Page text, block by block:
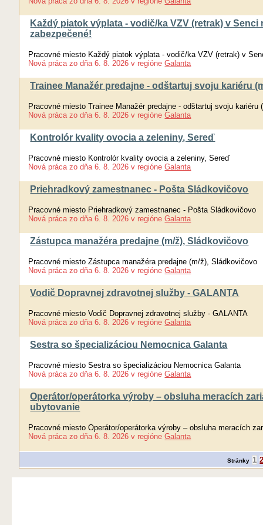
Každý piatok výplata - vodič/ka VZV (retrak) v
zabezpečené!
Pracovné miesto Každý piatok výplata - vodič/ka VZV (retrak) v
Nová práca zo dňa 6. 8. 2026 v regióne Galanta
Trainee Manažér predajne - odštartuj svoju kariéru
Pracovné miesto Trainee Manažér predajne - odštartuj svoju kariéru
Nová práca zo dňa 6. 8. 2026 v regióne Galanta
Kontrolór kvality ovocia a zeleniny, Sereď
Pracovné miesto Kontrolór kvality ovocia a zeleniny, Sereď
Nová práca zo dňa 6. 8. 2026 v regióne Galanta
Priehradkový zamestnanec - Pošta Sládkovičovo
Pracovné miesto Priehradkový zamestnanec - Pošta Sládkovičovo
Nová práca zo dňa 6. 8. 2026 v regióne Galanta
Zástupca manažéra predajne (m/ž), Sládkovičovo
Pracovné miesto Zástupca manažéra predajne (m/ž), Sládkovičovo
Nová práca zo dňa 6. 8. 2026 v regióne Galanta
Vodič Dopravnej zdravotnej služby - GALANTA
Pracovné miesto Vodič Dopravnej zdravotnej služby - GALANTA
Nová práca zo dňa 6. 8. 2026 v regióne Galanta
Sestra so špecializáciou Nemocnica Galanta
Pracovné miesto Sestra so špecializáciou Nemocnica Galanta
Nová práca zo dňa 6. 8. 2026 v regióne Galanta
Operátor/operátorka výroby – obsluha meracích
ubytovanie
Pracovné miesto Operátor/operátorka výroby – obsluha meracích
Nová práca zo dňa 6. 8. 2026 v regióne Galanta
Stránky 1